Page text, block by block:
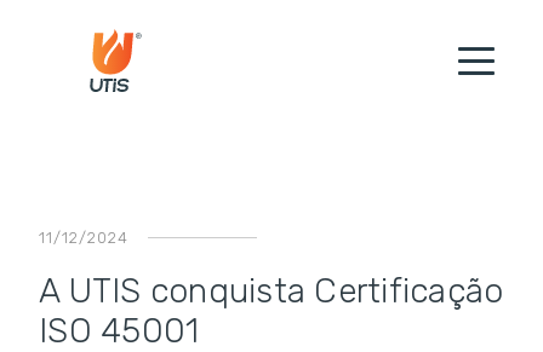
11/12/2024
A UTIS conquista Certificação
ISO 45001